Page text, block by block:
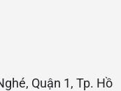
Quận 1, Tp. Hồ